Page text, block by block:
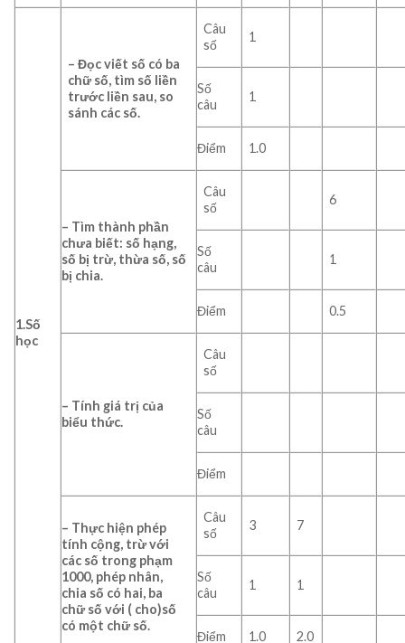
1.Số
học
– Đọc viết số có ba
chữ số, tìm số liền
trước liền sau, so
sánh các số.
Câu
số
1
Số
câu
1
Điểm 1.0
– Tìm thành phần
chưa biết: số hạng,
số bị trừ, thừa số, số
bị chia.
Câu
số
6
Số
câu
1
Điểm 0.5
– Tính giá trị của
biểu thức.
Câu
số
Số
câu
Điểm
– Thực hiện phép
tính cộng, trừ với
các số trong phạm
1000, phép nhân,
chia số có hai, ba
chữ số với ( cho)số
có một chữ số.
Câu
số
3 7
Số
câu
1 1
Điểm 1.0 2.0